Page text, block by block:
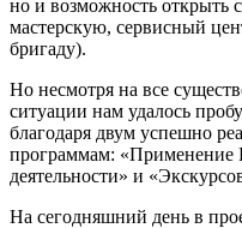
но и возможность открыть
мастерскую, сервисный
бригаду).
Но несмотря на все
ситуации нам удалось
благодаря двум успешно
программам: «Применение
деятельности» и
На сегодняшний день в